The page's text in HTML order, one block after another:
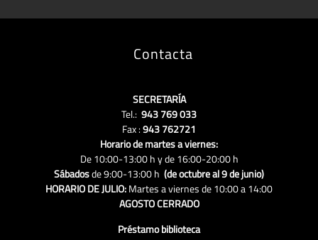
Contacta
SECRETARÍA
Tel.: 943 769 033
Fax :943 762721
Horario de martes a viernes:
De 10:00-13:00 h y de 16:00-20:00 h
Sábadosde 9:00-13:00 h (de octubre al 9 de junio)
HORARIO DE JULIO:Martes a viernes de 10:00 a 14:00
AGOSTO CERRADO
Préstamo biblioteca